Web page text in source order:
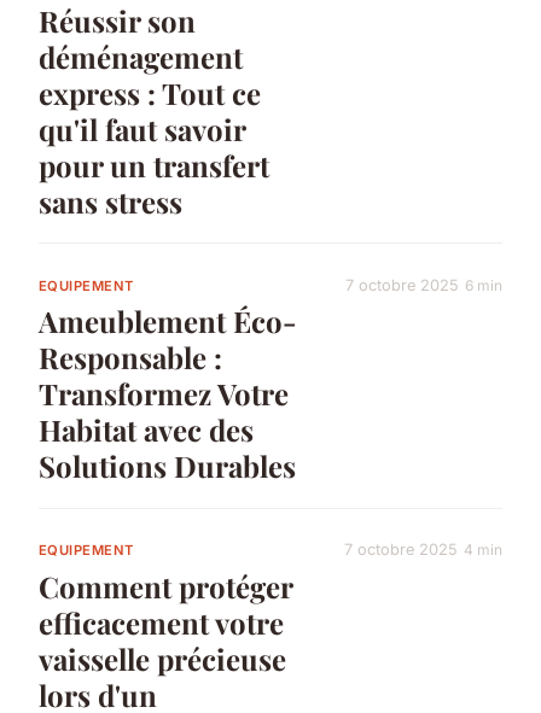
Réussir son
déménagement
express : Tout ce
qu'il faut savoir
pour un transfert
sans stress
EQUIPEMENT
Ameublement Éco-
Responsable :
Transformez Votre
Habitat avec des
Solutions Durables
7 octobre 2025 6 min
EQUIPEMENT
Comment protéger
efficacement votre
vaisselle précieuse
lors d'un
7 octobre 2025 4 min